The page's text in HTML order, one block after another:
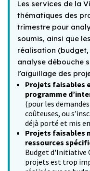
Les services de la
thématiques des
trimestre pour
soumis, ainsi que
réalisation (budget,
analyse débouche
l’aiguillage des
Projets faisables
programme
(pour les
coûteuses, ou
déjà porté et mis
Projets faisables
ressources
Budget d'Initiative
projets est trop